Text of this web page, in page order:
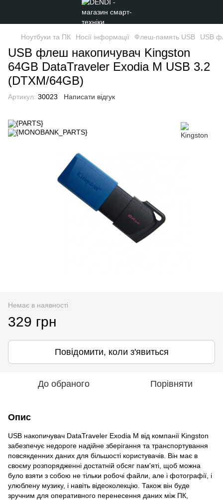
Ноутбуки та ПК Носії інформації Флеш-память USB USB
USB флеш накопичувач Kingston
64GB DataTraveler Exodia M USB 3.2
(DTXM/64GB)
Артикул: 30023 Написати відгук
Немає в наявності
329 грн
Повідомити, коли з'явиться
До обраного Порівняти
Опис
USB накопичувач DataTraveler Exodia M від компанії Kingston
забезпечує недороге надійне зберігання та транспортування
повсякденних даних для більшості користувачів. Він має в
своєму розпорядженні достатній обсяг пам'яті, щоб можна
було взяти з собою не тільки робочі файли, але і фотографії, і
улюблену музику, і навіть відеоколекцію. Також він буде
зручним для оперативного перенесення даних між ПК,